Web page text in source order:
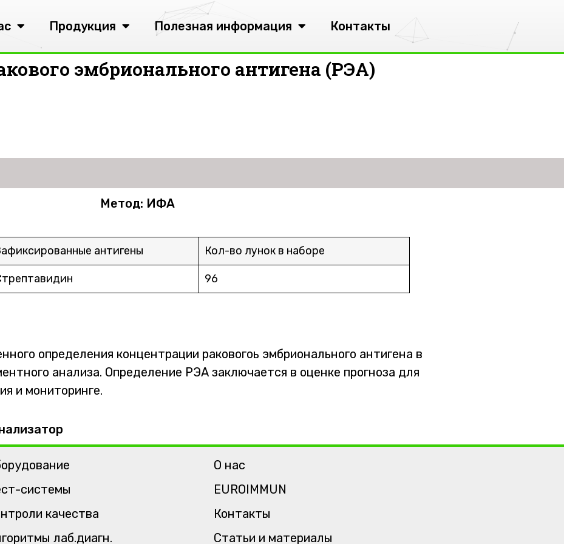
Продукция Полезная информация Контакты
эмбрионального антигена (РЭА)
Метод: ИФА
антигены Кол-во лунок в наборе
96
определения концентрации раковогоь эмбрионального антигена в
анализа. Определение РЭА заключается в оценке прогноза для
и мониторинге.
системы
качества
лаб.диагн.
О нас
EUROIMMUN
Контакты
Статьи и материалы